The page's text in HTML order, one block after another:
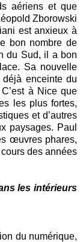
aériens et que
Zborowski
est anxieux à
bon nombre de
du Sud, il a bon
Sa nouvelle
enceinte du
à Nice que
les plus fortes,
et d’autres
paysages. Paul
œuvres phares,
des années
les intérieurs
du numérique,